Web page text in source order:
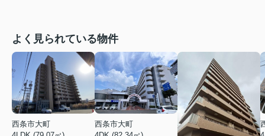
よく見られている物件
西条市大町
西条市大町